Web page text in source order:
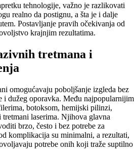
tehnologije, važno je razlikovati
realno da postignu, a šta je i dalje
Postavljanje pravih očekivanja od
krajnjim rezultatima.
tretmana i
omogućavaju poboljšanje izgleda bez
i dužeg oporavka. Među najpopularnijim
botoksom, hemijski pilinzi,
tretmani laserima. Njihova glavna
brzo, često i bez potrebe za
komplikacija su minimalni, a rezultati,
potrebe onih koji traže suptilno